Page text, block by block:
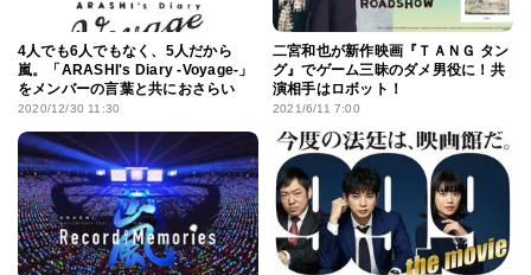
4人でも6人でもなく、5人だから
嵐。「ARASHI's Diary -Voyage-」
をメンバーの言葉と共におさらい
2020/12/30 11:30
二宮和也が新作映画『ＴＡＮＧ タン
グ』でゲーム三昧のダメ男役に！共
演相手はロボット！
2021/6/11 7:00